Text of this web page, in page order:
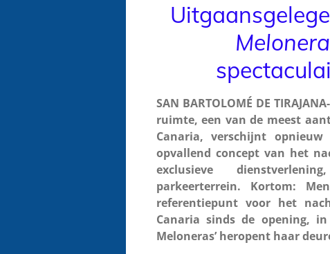
SAN BARTOLOMÉ DE
ruimte, een van de meest
Canaria, verschijnt
opvallend concept van het
exclusieve
parkeerterrein. Kortom:
referentiepunt voor het
Canaria sinds de opening,
Meloneras’ heropent haar